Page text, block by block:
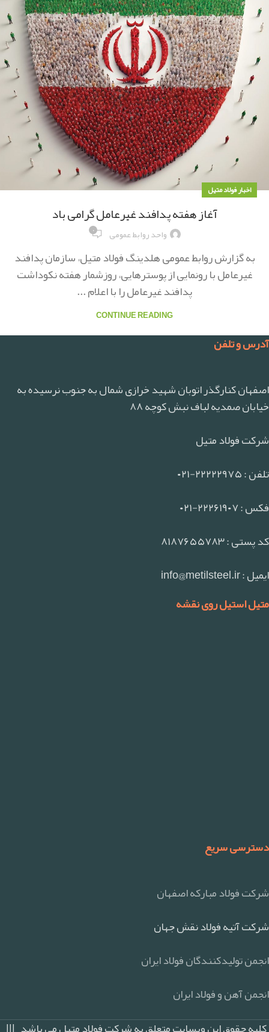
اخبار فولاد متیل
آغاز هفته پدافند غیرعامل گرامی باد
واحد روابط عمومی ۰
به گزارش روابط عمومی هلدینگ فولاد متیل، سازمان پدافند
غیرعامل با رونمایی از پوسترهایی، روزشمار هفته نکوداشت
پدافند غیرعامل را با اعلام ...
CONTINUE READING
آدرس و تلفن
اصفهان کنارگذر اتوبان شهید خرازی شمال به جنوب نرسیده به
خیابان صمدیه لباف نبش کوچه ۸۸
شرکت فولاد متیل
تلفن : ۲۲۲۲۲۹۷۵-۰۲۱
فکس : ۲۲۲۶۱۹۰۷-۰۲۱
کد پستی : ۸۱۸۷۶۵۵۷۸۳
ایمیل : info@metilsteel.ir
متیل استیل روی نقشه
دسترسی سریع
شرکت فولاد مبارکه اصفهان
شرکت آتیه فولاد نقش جهان
انجمن تولیدکنندگان فولاد ایران
انجمن آهن و فولاد ایران